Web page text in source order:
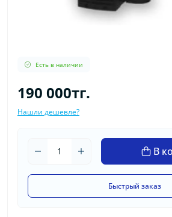
Есть в наличии
190 000тг.
Нашли дешевле?
В
Быстрый заказ